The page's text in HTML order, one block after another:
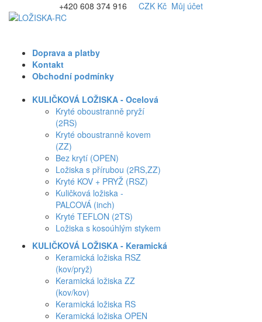
+420 608 374 916 CZK Kč Můj účet
Doprava a platby
Kontakt
Obchodní podmínky
KULIČKOVÁ LOŽISKA - Ocelová
Kryté oboustranně pryží
(2RS)
Kryté oboustranně kovem
(ZZ)
Bez krytí (OPEN)
Ložiska s přírubou (2RS,ZZ)
Kryté KOV + PRYŽ (RSZ)
Kuličková ložiska -
PALCOVÁ (inch)
Kryté TEFLON (2TS)
Ložiska s kosoúhlým stykem
KULIČKOVÁ LOŽISKA - Keramická
Keramická ložiska RSZ
(kov/pryž)
Keramická ložiska ZZ
(kov/kov)
Keramická ložiska RS
Keramická ložiska OPEN